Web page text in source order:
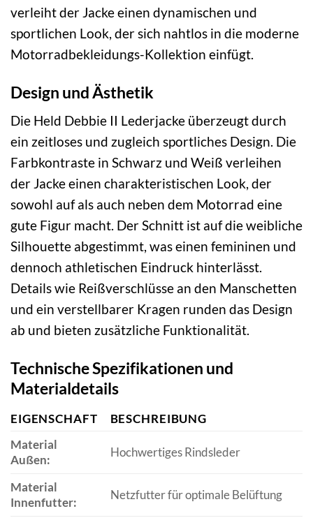
verleiht der Jacke einen dynamischen und
sportlichen Look, der sich nahtlos in die moderne
Motorradbekleidungs-Kollektion einfügt.
Design und Ästhetik
Die Held Debbie II Lederjacke überzeugt durch
ein zeitloses und zugleich sportliches Design. Die
Farbkontraste in Schwarz und Weiß verleihen
der Jacke einen charakteristischen Look, der
sowohl auf als auch neben dem Motorrad eine
gute Figur macht. Der Schnitt ist auf die weibliche
Silhouette abgestimmt, was einen femininen und
dennoch athletischen Eindruck hinterlässt.
Details wie Reißverschlüsse an den Manschetten
und ein verstellbarer Kragen runden das Design
ab und bieten zusätzliche Funktionalität.
Technische Spezifikationen und
Materialdetails
EIGENSCHAFT
BESCHREIBUNG
Material
Außen:
Hochwertiges Rindsleder
Material
Innenfutter:
Netzfutter für optimale Belüftung